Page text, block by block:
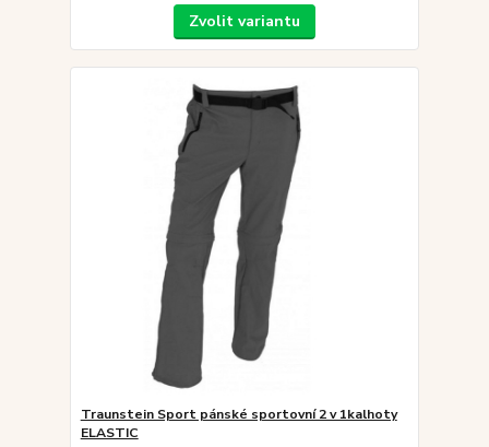
Zvolit variantu
Traunstein Sport pánské sportovní 2 v 1kalhoty
ELASTIC